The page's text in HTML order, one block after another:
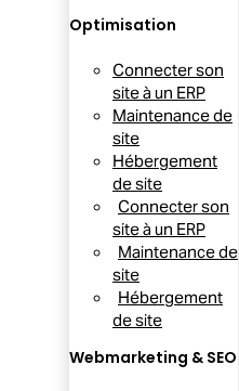
Optimisation
Connecter son
site à un ERP
Maintenance de
site
Hébergement
de site
Connecter son
site à un ERP
Maintenance de
site
Hébergement
de site
Webmarketing & SEO